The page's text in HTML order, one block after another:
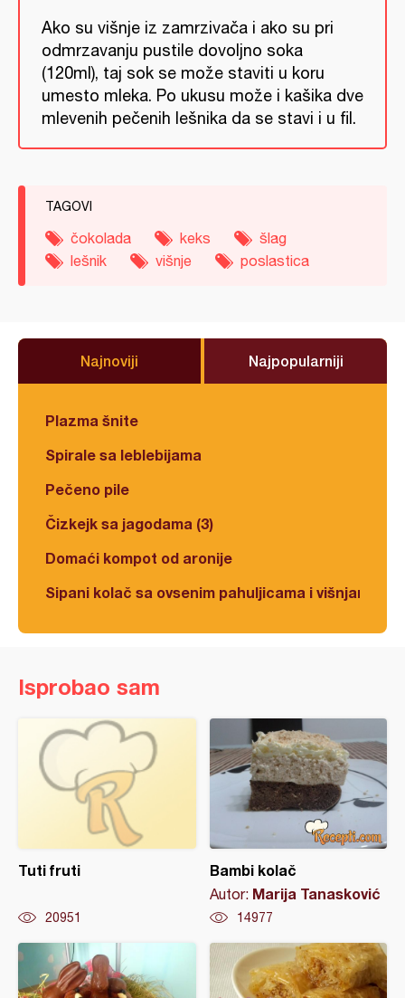
Ako su višnje iz zamrzivača i ako su pri
odmrzavanju pustile dovoljno soka
(120ml), taj sok se može staviti u koru
umesto mleka. Po ukusu može i kašika dve
mlevenih pečenih lešnika da se stavi i u fil.
TAGOVI
čokolada keks
šlag
lešnik
višnje poslastica
Najnoviji Najpopularniji
Plazma šnite
Spirale sa leblebijama
Pečeno pile
Čizkejk sa jagodama (3)
Domaći kompot od aronije
Sipani kolač sa ovsenim pahuljicama i višnjama
Isprobao sam
Tuti fruti
20951
Bambi kolač
Autor: Marija Tanasković
14977